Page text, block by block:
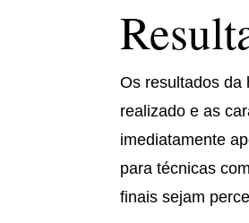
Os resultados da
realizado e as
imediatamente
para técnicas
finais sejam